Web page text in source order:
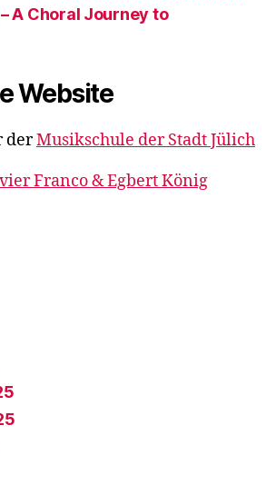
A Choral Journey to
Website
derMusikschule der Stadt Jülich
Franco & Egbert König